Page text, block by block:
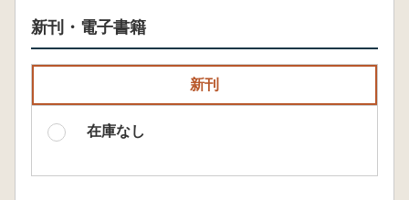
新刊・電子書籍
新刊
在庫なし